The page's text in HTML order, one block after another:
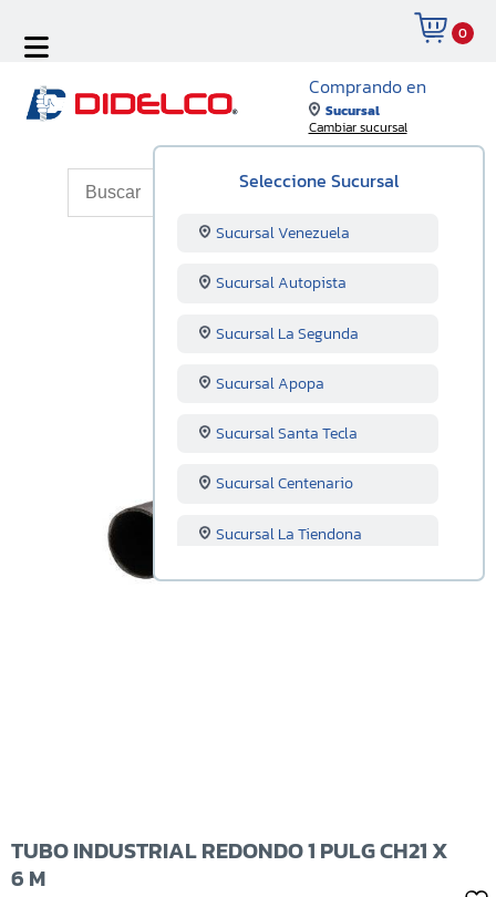
0
Comprando en
Sucursal
Cambiar sucursal
Seleccione Sucursal
Sucursal Venezuela
Sucursal Autopista
Sucursal La Segunda
Sucursal Apopa
Sucursal Santa Tecla
Sucursal Centenario
Sucursal La Tiendona
Sucursal Merliot
TUBO INDUSTRIAL REDONDO 1 PULG CH21 X
6 M